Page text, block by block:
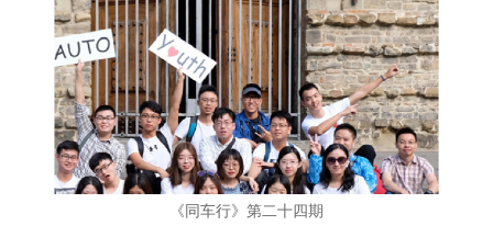
《同车行》第二十四期